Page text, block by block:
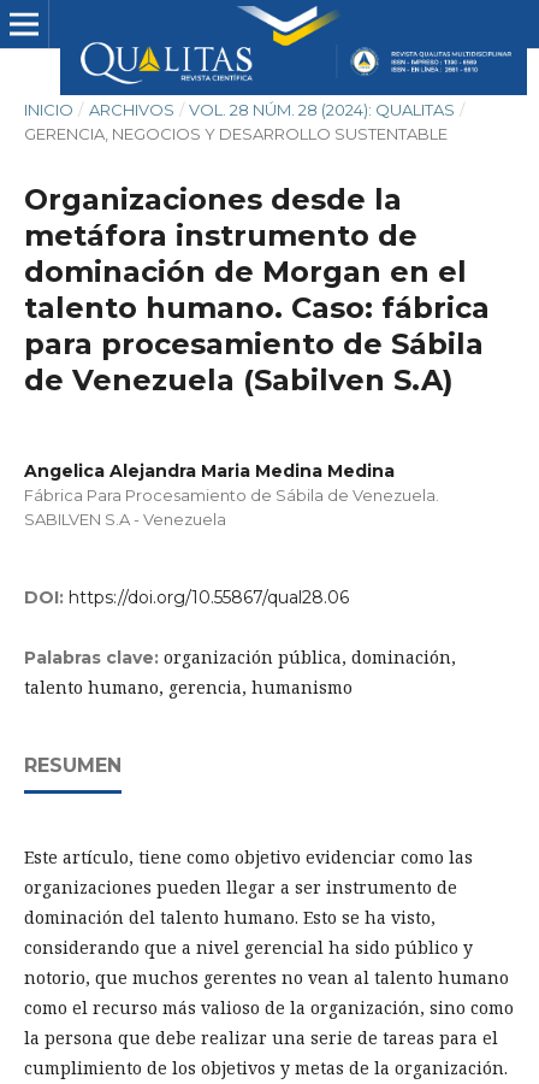
INICIO / ARCHIVOS / VOL. 28 NÚM. 28 (2024): QUALITAS /
GERENCIA, NEGOCIOS Y DESARROLLO SUSTENTABLE
Organizaciones desde la
metáfora instrumento de
dominación de Morgan en el
talento humano. Caso: fábrica
para procesamiento de Sábila
de Venezuela (Sabilven S.A)
Angelica Alejandra Maria Medina Medina
Fábrica Para Procesamiento de Sábila de Venezuela.
SABILVEN S.A - Venezuela
DOI: https://doi.org/10.55867/qual28.06
Palabras clave: organización pública, dominación,
talento humano, gerencia, humanismo
RESUMEN
Este artículo, tiene como objetivo evidenciar como las
organizaciones pueden llegar a ser instrumento de
dominación del talento humano. Esto se ha visto,
considerando que a nivel gerencial ha sido público y
notorio, que muchos gerentes no vean al talento humano
como el recurso más valioso de la organización, sino como
la persona que debe realizar una serie de tareas para el
cumplimiento de los objetivos y metas de la organización.